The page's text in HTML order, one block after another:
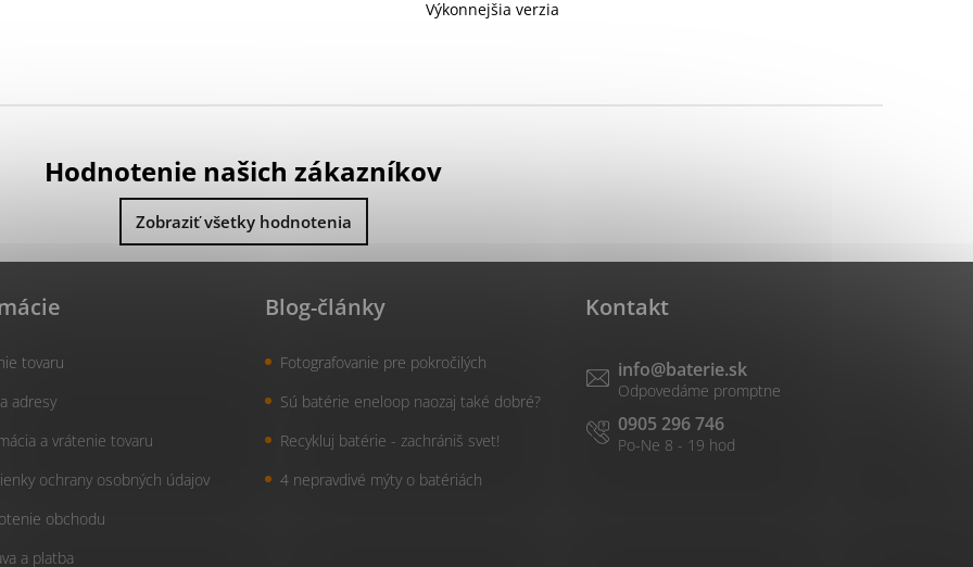
Výkonnejšia verzia
Hodnotenie našich zákazníkov
Zobraziť všetky hodnotenia
tovaru
adresy
a vrátenie tovaru
ochrany osobných údajov
obchodu
a platba
Blog-články
Fotografovanie pre pokročilých
Sú batérie eneloop naozaj také dobré?
Recykluj batérie - zachrániš svet!
4 nepravdivé mýty o batériách
Kontakt
info@baterie.sk
0905 296 746